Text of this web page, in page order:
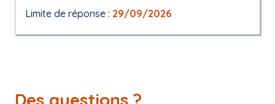
Limite de réponse : 29/09/2026
Des questions ?